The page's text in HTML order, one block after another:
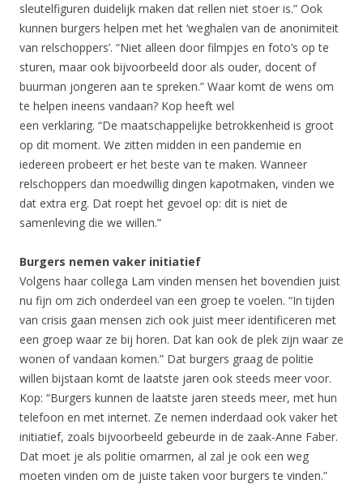
sleutelfiguren duidelijk maken dat rellen niet stoer is.” Ook
kunnen burgers helpen met het ‘weghalen van de anonimiteit
van relschoppers’. “Niet alleen door filmpjes en foto’s op te
sturen, maar ook bijvoorbeeld door als ouder, docent of
buurman jongeren aan te spreken.” Waar komt de wens om
te helpen ineens vandaan? Kop heeft wel
een verklaring. “De maatschappelijke betrokkenheid is groot
op dit moment. We zitten midden in een pandemie en
iedereen probeert er het beste van te maken. Wanneer
relschoppers dan moedwillig dingen kapotmaken, vinden we
dat extra erg. Dat roept het gevoel op: dit is niet de
samenleving die we willen.”
Burgers nemen vaker initiatief
Volgens haar collega Lam vinden mensen het bovendien juist
nu fijn om zich onderdeel van een groep te voelen. “In tijden
van crisis gaan mensen zich ook juist meer identificeren met
een groep waar ze bij horen. Dat kan ook de plek zijn waar ze
wonen of vandaan komen.” Dat burgers graag de politie
willen bijstaan komt de laatste jaren ook steeds meer voor.
Kop: “Burgers kunnen de laatste jaren steeds meer, met hun
telefoon en met internet. Ze nemen inderdaad ook vaker het
initiatief, zoals bijvoorbeeld gebeurde in de zaak-Anne Faber.
Dat moet je als politie omarmen, al zal je ook een weg
moeten vinden om de juiste taken voor burgers te vinden.”